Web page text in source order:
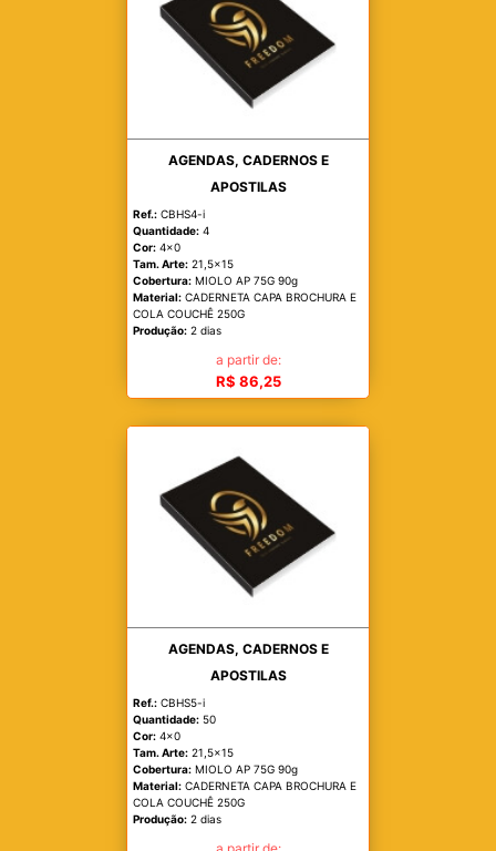
AGENDAS, CADERNOS E
APOSTILAS
Ref.: CBHS4-i
Quantidade: 4
Cor: 4x0
Tam. Arte: 21,5x15
Cobertura: MIOLO AP 75G 90g
Material: CADERNETA CAPA BROCHURA E
COLA COUCHÊ 250G
Produção: 2 dias
a partir de:
R$ 86,25
AGENDAS, CADERNOS E
APOSTILAS
Ref.: CBHS5-i
Quantidade: 50
Cor: 4x0
Tam. Arte: 21,5x15
Cobertura: MIOLO AP 75G 90g
Material: CADERNETA CAPA BROCHURA E
COLA COUCHÊ 250G
Produção: 2 dias